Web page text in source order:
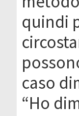
quindi
caso
“Ho